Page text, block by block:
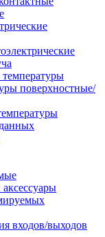
поверхностные/
входов/выходов